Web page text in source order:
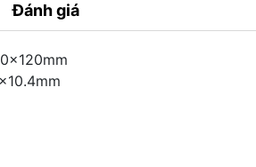
Đánh giá